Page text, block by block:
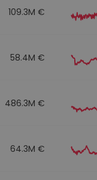
109.3M €
58.4M €
486.3M €
64.3M €